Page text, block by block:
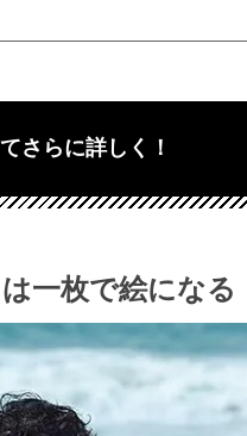
さらに詳しく！
一枚で絵になる